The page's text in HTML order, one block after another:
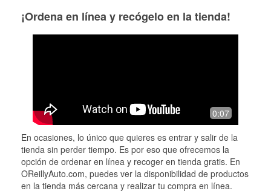
¡Ordena en línea y recógelo en la tienda!
0:07
En ocasiones, lo único que quieres es entrar y salir de la
tienda sin perder tiempo. Es por eso que ofrecemos la
opción de ordenar en línea y recoger en tienda gratis. En
OReillyAuto.com, puedes ver la disponibilidad de productos
en la tienda más cercana y realizar tu compra en línea.